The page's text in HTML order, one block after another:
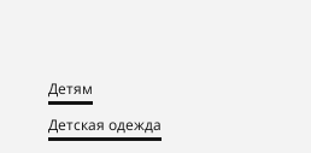
Детям
Детская одежда